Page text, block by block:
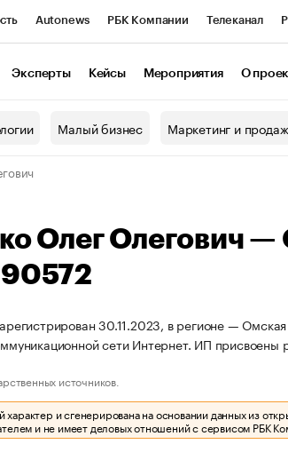
Autonews РБК Компании Телеканал
Эксперты Кейсы Мероприятия О
Малый бизнес Маркетинг и
Олег Олегович
30.11.2023, в регионе —
сети Интернет. ИП
источников.
и сгенерирована на основании данных из
и не имеет деловых отношений с сервисом РБК